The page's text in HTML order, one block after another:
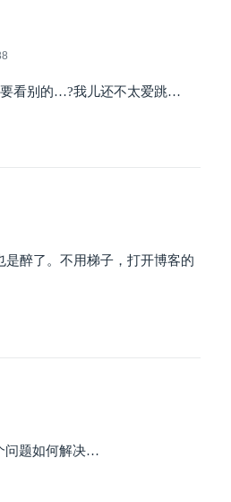
看别的…?我儿还不太爱跳…
是醉了。不用梯子，打开博客的
问题如何解决…